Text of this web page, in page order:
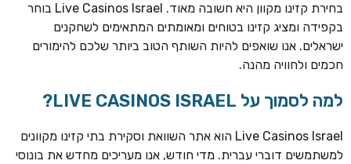
בחירת קזינו מקוון היא חשובה מאוד. Live Casinos Israel בוחר
בקפידה ומציג קזינו בטוחים ומאומתים המתאימים לשחקנים
ישראלים. אנו שואפים להיות השותף הטוב ביותר שלכם להימורים
חכמים ולחוויה מהנה.
למה לסמוך על LIVE CASINOS ISRAEL?
Live Casinos Israel הוא אתר השוואת וסקירת בתי קזינו מקוונים
למשתמשים דוברי עברית. מדי חודש, אנו מעריכים מחדש את בונוסי